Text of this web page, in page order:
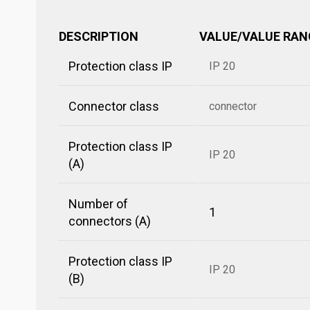
DESCRIPTION VALUE/VALUE
Protection class IP IP 20
Connector class connector
Protection class IP
(A)
IP 20
Number of
connectors (A)
1
Protection class IP
(B)
IP 20